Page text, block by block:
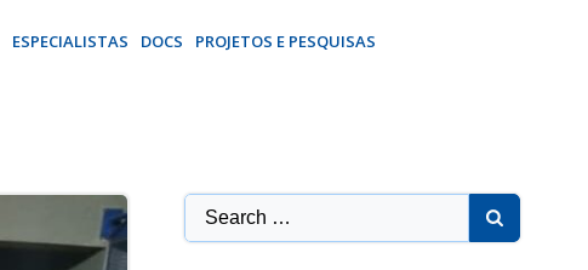
ESPECIALISTAS DOCS PROJETOS E PESQUISAS
Search
for: